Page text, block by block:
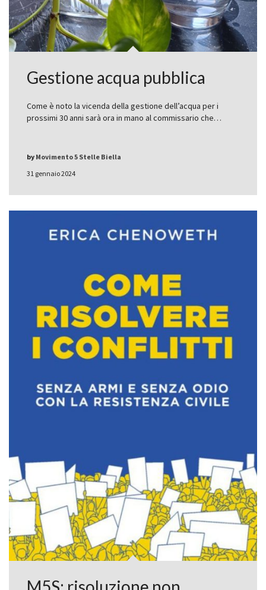
Gestione acqua pubblica
Come è noto la vicenda della gestione dell’acqua per i
prossimi 30 anni sarà ora in mano al commissario che…
31 gennaio 2024
by Movimento 5 Stelle Biella